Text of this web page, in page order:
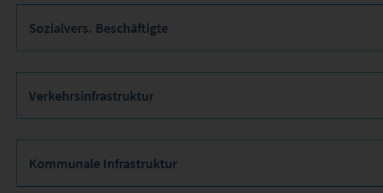
Sozialvers. Beschäftigte
Verkehrsinfrastruktur
Kommunale Infrastruktur